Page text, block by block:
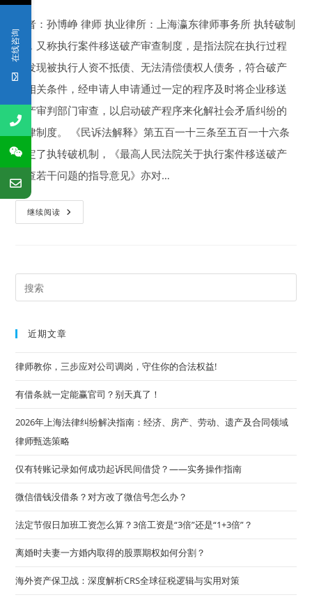
办？
作者：孙博峥 律师 执业律所：上海瀛东律师事务所 执转破制
度，又称执行案件移送破产审查制度，是指法院在执行过程
中发现被执行人资不抵债、无法清偿债权人债务，符合破产
的相关条件，经申请人申请通过一定的程序及时将企业移送
破产审判部门审查，以启动破产程序来化解社会矛盾纠纷的
法律制度。 《民诉法解释》第五百一十三条至五百一十六条
规定了执转破机制，《最高人民法院关于执行案件移送破产
审查若干问题的指导意见》亦对…
继续阅读 执
行
程
操
引
及
问
解
析
近期文章
律师教你，三步应对公司调岗，守住你的合法权益!
有借条就一定能赢官司？别天真了！
2026年上海法律纠纷解决指南：经济、房产、劳动、遗产及合同领域
律师甄选策略
仅有转账记录如何成功起诉民间借贷？——实务操作指南
微信借钱没借条？对方改了微信号怎么办？
法定节假日加班工资怎么算？3倍工资是“3倍”还是“1+3倍”？
离婚时夫妻一方婚内取得的股票期权如何分割？
海外资产保卫战：深度解析CRS全球征税逻辑与实用对策
在线咨询